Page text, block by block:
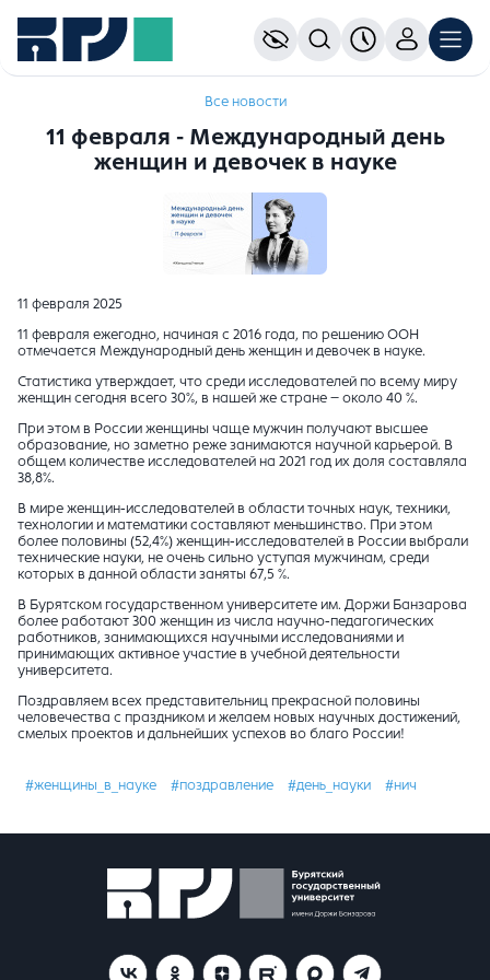
Все новости
11 февраля - Международный день
женщин и девочек в науке
11 февраля 2025
11 февраля ежегодно, начиная с 2016 года, по решению ООН
отмечается Международный день женщин и девочек в науке.
Статистика утверждает, что среди исследователей по всему миру
женщин сегодня всего 30%, в нашей же стране – около 40 %.
При этом в России женщины чаще мужчин получают высшее
образование, но заметно реже занимаются научной карьерой. В
общем количестве исследователей на 2021 год их доля составляла
38,8%.
В мире женщин-исследователей в области точных наук, техники,
технологии и математики составляют меньшинство. При этом
более половины (52,4%) женщин-исследователей в России выбрали
технические науки, не очень сильно уступая мужчинам, среди
которых в данной области заняты 67,5 %.
В Бурятском государственном университете им. Доржи Банзарова
более работают 300 женщин из числа научно-педагогических
работников, занимающихся научными исследованиями и
принимающих активное участие в учебной деятельности
университета.
Поздравляем всех представительниц прекрасной половины
человечества с праздником и желаем новых научных достижений,
смелых проектов и дальнейших успехов во благо России!
#женщины_в_науке #поздравление #день_науки #нич